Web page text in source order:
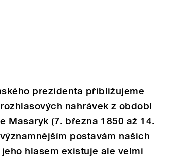
prezidenta přibližujeme
nahrávek z období
Masaryk (7. března 1850 až 14.
postavám našich
hlasem existuje ale velmi